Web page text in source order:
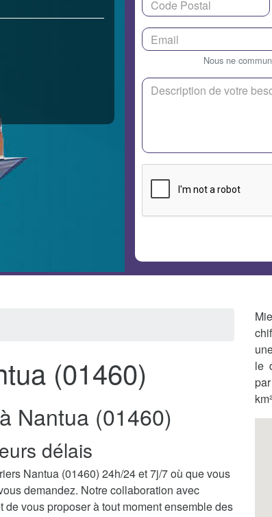
Nous ne
(01460)
Nantua (01460)
délais
Nantua (01460) 24h/24 et 7j/7 où que vous
demandez. Notre collaboration avec
vous proposer à tout moment ensemble des
le